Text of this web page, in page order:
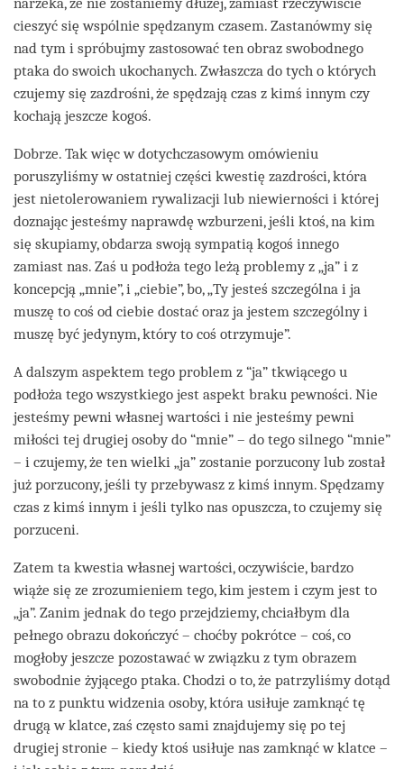
cieszyć się wspólnie spędzanym czasem. Zastanówmy się
nad tym i spróbujmy zastosować ten obraz swobodnego
ptaka do swoich ukochanych. Zwłaszcza do tych o których
czujemy się zazdrośni, że spędzają czas z kimś innym czy
kochają jeszcze kogoś.
Dobrze. Tak więc w dotychczasowym omówieniu
poruszyliśmy w ostatniej części kwestię zazdrości, która
jest nietolerowaniem rywalizacji lub niewierności i której
doznając jesteśmy naprawdę wzburzeni, jeśli ktoś, na kim
się skupiamy, obdarza swoją sympatią kogoś innego
zamiast nas. Zaś u podłoża tego leżą problemy z „ja” i z
koncepcją „mnie”, i „ciebie”, bo, „Ty jesteś szczególna i ja
muszę to coś od ciebie dostać oraz ja jestem szczególny i
muszę być jedynym, który to coś otrzymuje”.
A dalszym aspektem tego problem z “ja” tkwiącego u
podłoża tego wszystkiego jest aspekt braku pewności. Nie
jesteśmy pewni własnej wartości i nie jesteśmy pewni
miłości tej drugiej osoby do “mnie” – do tego silnego “mnie”
– i czujemy, że ten wielki „ja” zostanie porzucony lub został
już porzucony, jeśli ty przebywasz z kimś innym. Spędzamy
czas z kimś innym i jeśli tylko nas opuszcza, to czujemy się
porzuceni.
Zatem ta kwestia własnej wartości, oczywiście, bardzo
wiąże się ze zrozumieniem tego, kim jestem i czym jest to
„ja”. Zanim jednak do tego przejdziemy, chciałbym dla
pełnego obrazu dokończyć – choćby pokrótce – coś, co
mogłoby jeszcze pozostawać w związku z tym obrazem
swobodnie żyjącego ptaka. Chodzi o to, że patrzyliśmy dotąd
na to z punktu widzenia osoby, która usiłuje zamknąć tę
drugą w klatce, zaś często sami znajdujemy się po tej
drugiej stronie – kiedy ktoś usiłuje nas zamknąć w klatce –